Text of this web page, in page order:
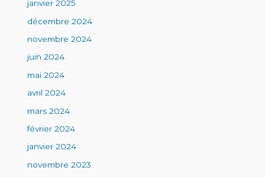
janvier 2025
décembre 2024
novembre 2024
juin 2024
mai 2024
avril 2024
mars 2024
février 2024
janvier 2024
novembre 2023